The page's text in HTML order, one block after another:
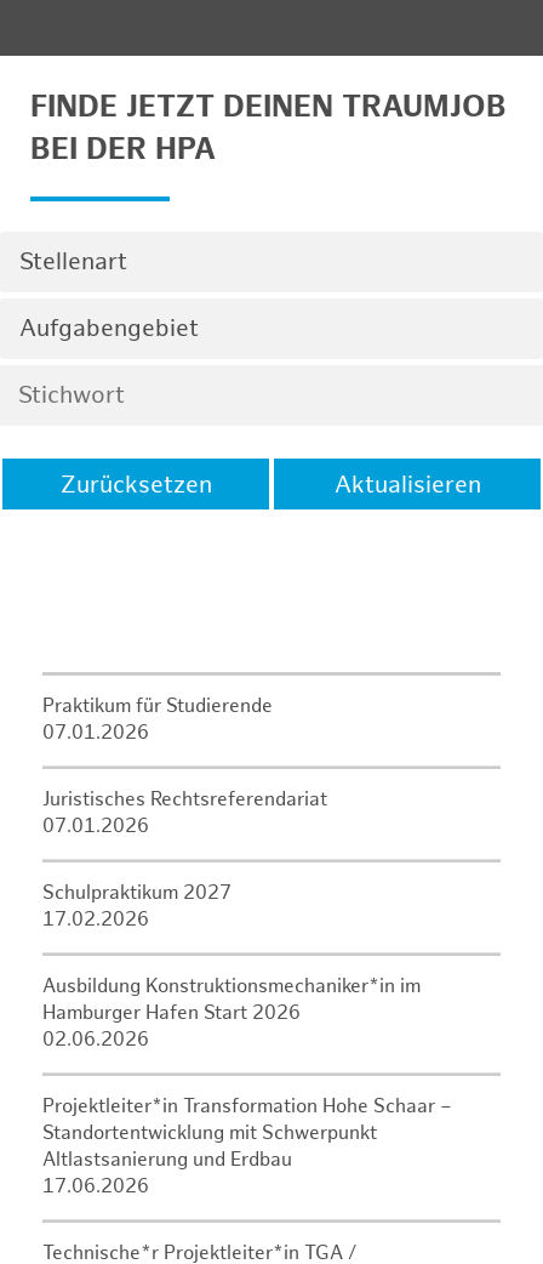
FINDE JETZT DEINEN TRAUMJOB
BEI DER HPA
Stellenart
Aufgabengebiet
Zurücksetzen Aktualisieren
Praktikum für Studierende
07.01.2026
Juristisches Rechtsreferendariat
07.01.2026
Schulpraktikum 2027
17.02.2026
Ausbildung Konstruktionsmechaniker*in im
Hamburger Hafen Start 2026
02.06.2026
Projektleiter*in Transformation Hohe Schaar –
Standortentwicklung mit Schwerpunkt
Altlastsanierung und Erdbau
17.06.2026
Technische*r Projektleiter*in TGA /